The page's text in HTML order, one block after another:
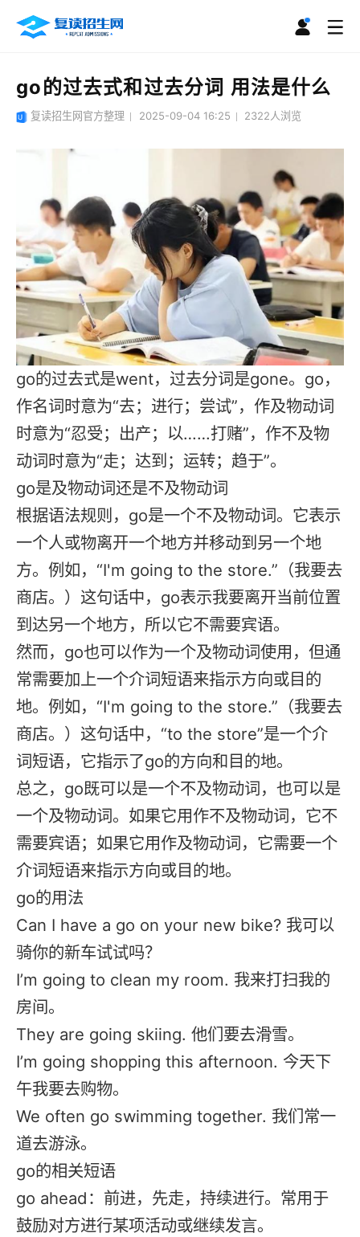
go的过去式和过去分词 用法是什么
复读招生网官方整理 2025-09-04 16:25 2322人浏览
go的过去式是went，过去分词是gone。go，
作名词时意为“去；进行；尝试”，作及物动词
时意为“忍受；出产；以……打赌”，作不及物
动词时意为“走；达到；运转；趋于”。
go是及物动词还是不及物动词
根据语法规则，go是一个不及物动词。它表示
一个人或物离开一个地方并移动到另一个地
方。例如，“I'm going to the store.”（我要去
商店。）这句话中，go表示我要离开当前位置
到达另一个地方，所以它不需要宾语。
然而，go也可以作为一个及物动词使用，但通
常需要加上一个介词短语来指示方向或目的
地。例如，“I'm going to the store.”（我要去
商店。）这句话中，“to the store”是一个介
词短语，它指示了go的方向和目的地。
总之，go既可以是一个不及物动词，也可以是
一个及物动词。如果它用作不及物动词，它不
需要宾语；如果它用作及物动词，它需要一个
介词短语来指示方向或目的地。
go的用法
Can I have a go on your new bike? 我可以
骑你的新车试试吗？
I’m going to clean my room. 我来打扫我的
房间。
They are going skiing. 他们要去滑雪。
I’m going shopping this afternoon. 今天下
午我要去购物。
We often go swimming together. 我们常一
道去游泳。
go的相关短语
‌go ahead‌：前进，先走，持续进行。常用于
鼓励对方进行某项活动或继续发言。